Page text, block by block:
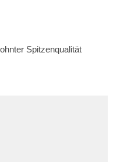
Spitzenqualität